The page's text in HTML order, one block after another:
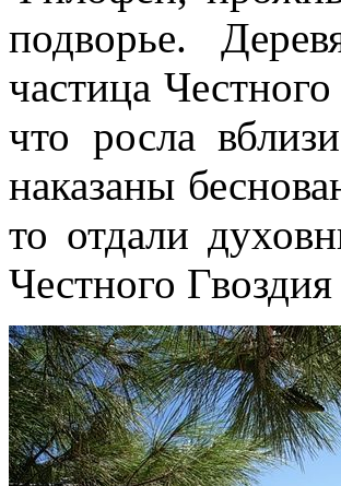
подворье.
частица
что росла
наказаны
то отдали
Честного